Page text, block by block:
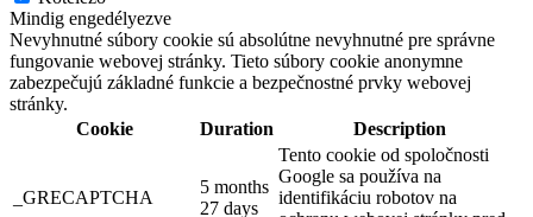
Jókai cölöpös vízimalom és skanzen
Jóka
Múzeumok, galériák
Turisztikai látnivalók
Mindig engedélyezve
Nevyhnutné súbory cookie sú absolútne nevyhnutné pre správne
fungovanie webovej stránky. Tieto súbory cookie anonymne
zabezpečujú základné funkcie a bezpečnostné prvky webovej
stránky.
Cookie
Duration Description
_GRECAPTCHA
5 months
27 days
Tento cookie od spoločnosti
Google sa používa na
identifikáciu robotov na